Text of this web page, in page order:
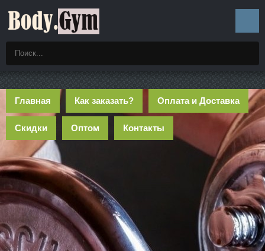
Главная Как заказать? Оплата и Доставка
Скидки Оптом Контакты